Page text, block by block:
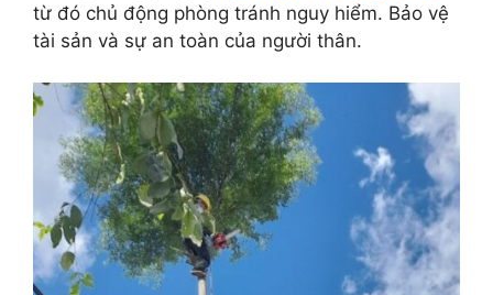
từ đó chủ động phòng tránh nguy hiểm. Bảo vệ
tài sản và sự an toàn của người thân.